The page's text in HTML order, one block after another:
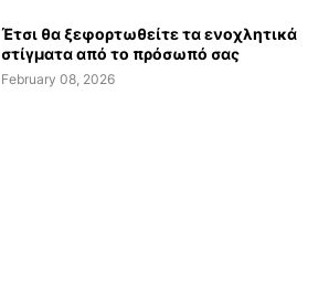
Έτσι θα ξεφορτωθείτε τα ενοχλητικά
στίγματα από το πρόσωπό σας
February 08, 2026